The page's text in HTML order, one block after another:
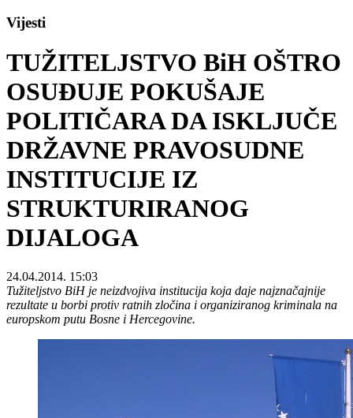
Vijesti
TUŽITELJSTVO BiH OŠTRO
OSUĐUJE POKUŠAJE
POLITIČARA DA ISKLJUČE
DRŽAVNE PRAVOSUDNE
INSTITUCIJE IZ
STRUKTURIRANOG
DIJALOGA
24.04.2014. 15:03
Tužiteljstvo BiH je neizdvojiva institucija koja daje najznačajnije
rezultate u borbi protiv ratnih zločina i organiziranog kriminala na
europskom putu Bosne i Hercegovine.